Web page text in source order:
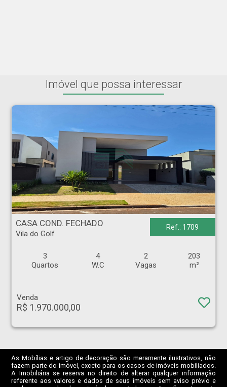
Imóvel que possa interessar
CASA COND. FECHADO - Vila do Golf - Ribeirão Preto
CASA COND. FECHADO
Vila do Golf
Ref.: 1709
3
Quartos
4
W.C
2
Vagas
203
m²
Venda
R$ 1.970.000,00
As Mobílias e artigo de decoração são meramente ilustrativos, não
fazem parte do imóvel, exceto para os casos de imóveis mobiliados.
A Imobiliária se reserva no direito de alterar qualquer informação
referente aos valores e dados de seus imóveis sem aviso prévio e